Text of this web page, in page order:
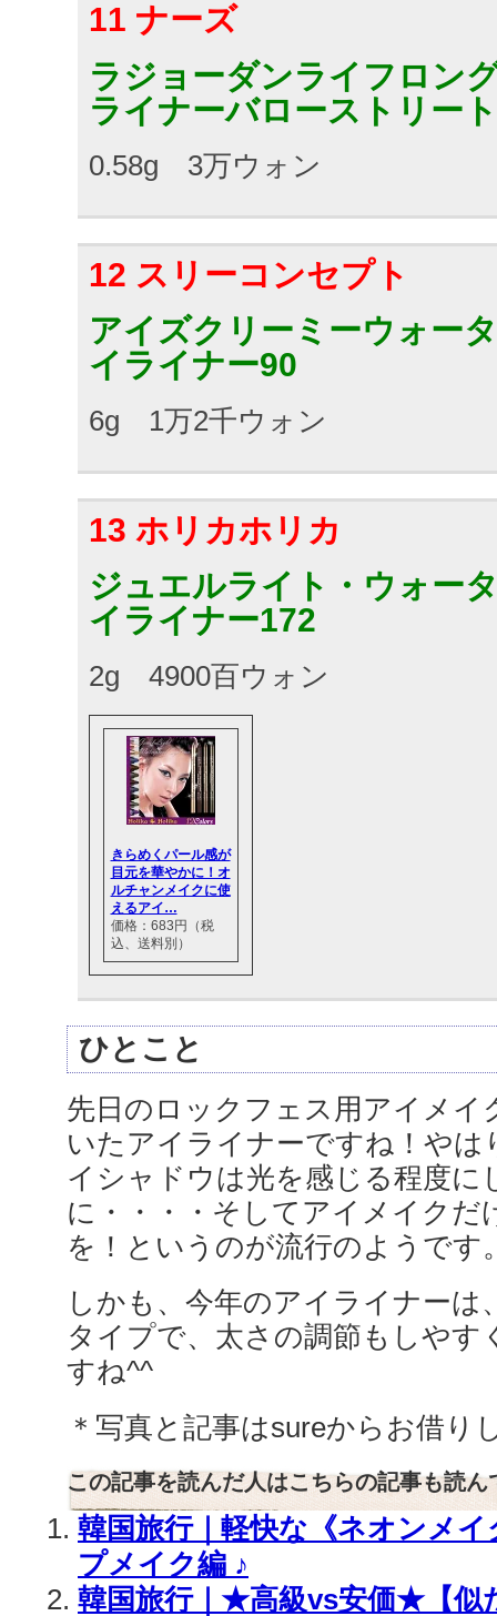
11 ナーズ
ラジョーダンライフロン
ライナーバローストリート
0.58g 3万ウォン
12 スリーコンセプト
アイズクリーミーウォー
イライナー90
6g 1万2千ウォン
13 ホリカホリカ
ジュエルライト・ウォー
イライナー172
2g 4900百ウォン
きらめくパール感が
目元を華やかに！オ
ルチャンメイクに使
えるアイ…
価格：683円（税
込、送料別）
ひとこと
先日のロックフェス用アイメイ
いたアイライナーですね！やは
イシャドウは光を感じる程度に
に・・・・そしてアイメイクだ
を！というのが流行のようです
しかも、今年のアイライナーは
タイプで、太さの調節もしやす
すね^^
＊写真と記事はsureからお借り
この記事を読んだ人はこちらの記事も読ん
韓国旅行｜軽快な《ネオンメ
プメイク編 ♪
韓国旅行｜★高級vs安価★【似